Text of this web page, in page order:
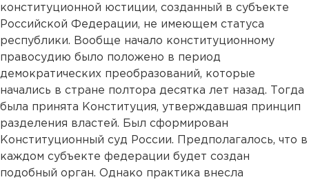
конституционной юстиции, созданный в субъекте
Российской Федерации, не имеющем статуса
республики. Вообще начало конституционному
правосудию было положено в период
демократических преобразований, которые
начались в стране полтора десятка лет назад. Тогда
была принята Конституция, утверждавшая принцип
разделения властей. Был сформирован
Конституционный суд России. Предполагалось, что в
каждом субъекте федерации будет создан
подобный орган. Однако практика внесла